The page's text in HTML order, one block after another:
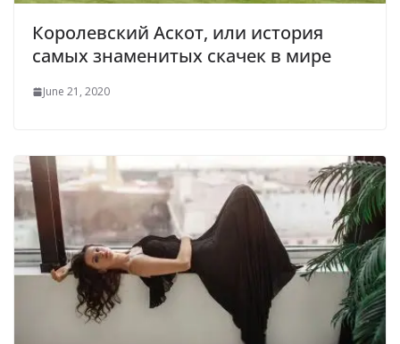
Королевский Аскот, или история
самых знаменитых скачек в мире
June 21, 2020